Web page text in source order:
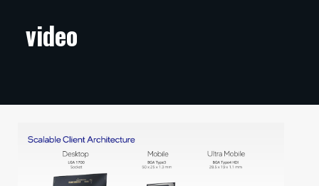
ARTIKKELIT
TECHBBS
TIETOA
video